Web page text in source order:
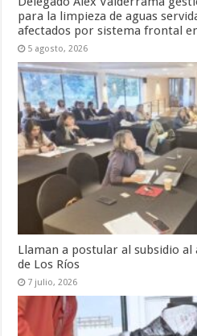
para la limpieza de aguas
afectados por sistema frontal
5 agosto, 2026
Llaman a postular al subsidio
de Los Ríos
7 julio, 2026